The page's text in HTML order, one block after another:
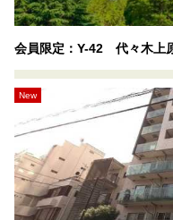
会員限定：Y-42 代々木
New